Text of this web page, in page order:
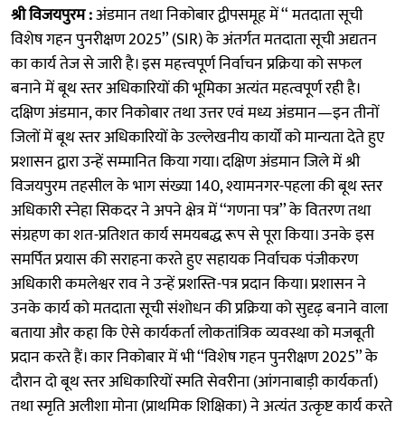
श्री विजयपुरम :अंडमान तथा निकोबार द्वीपसमूह में ‘‘ मतदाता सूची
विशेष गहन पुनरीक्षण 2025’’ (SIR) के अंतर्गत मतदाता सूची अद्यतन
का कार्य तेज से जारी है। इस महत्त्वपूर्ण निर्वाचन प्रक्रिया को सफल
बनाने में बूथ स्तर अधिकारियों की भूमिका अत्यंत महत्वपूर्ण रही है।
दक्षिण अंडमान, कार निकोबार तथा उत्तर एवं मध्य अंडमान—इन तीनों
जिलों में बूथ स्तर अधिकारियों के उल्लेखनीय कार्यों को मान्यता देते हुए
प्रशासन द्वारा उन्हें सम्मानित किया गया। दक्षिण अंडमान जिले में श्री
विजयपुरम तहसील के भाग संख्या 140, श्यामनगर-पहला की बूथ स्तर
अधिकारी स्नेहा सिकदर ने अपने क्षेत्र में ‘‘गणना पत्र’’ के वितरण तथा
संग्रहण का शत-प्रतिशत कार्य समयबद्ध रूप से पूरा किया। उनके इस
समर्पित प्रयास की सराहना करते हुए सहायक निर्वाचक पंजीकरण
अधिकारी कमलेश्वर राव ने उन्हें प्रशस्ति-पत्र प्रदान किया। प्रशासन ने
उनके कार्य को मतदाता सूची संशोधन की प्रक्रिया को सुदृढ़ बनाने वाला
बताया और कहा कि ऐसे कार्यकर्ता लोकतांत्रिक व्यवस्था को मजबूती
प्रदान करते हैं। कार निकोबार में भी ‘‘विशेष गहन पुनरीक्षण 2025’’ के
दौरान दो बूथ स्तर अधिकारियों स्मति सेवरीना (आंगनाबाड़ी कार्यकर्ता)
तथा स्मृति अलीशा मोना (प्राथमिक शिक्षिका) ने अत्यंत उत्कृष्ट कार्य करते